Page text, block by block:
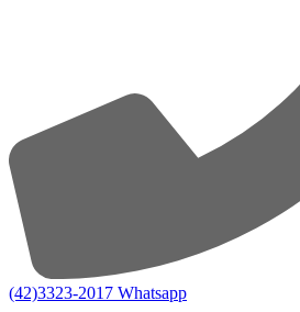
(42)3323-2017 Whatsapp